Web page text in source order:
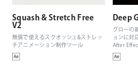
Squash & Stretch Free
V2
無償で使えるスクオッシュ&ストレッ
チアニメーション制作ツール
Deep
グローの
ョンに対
After